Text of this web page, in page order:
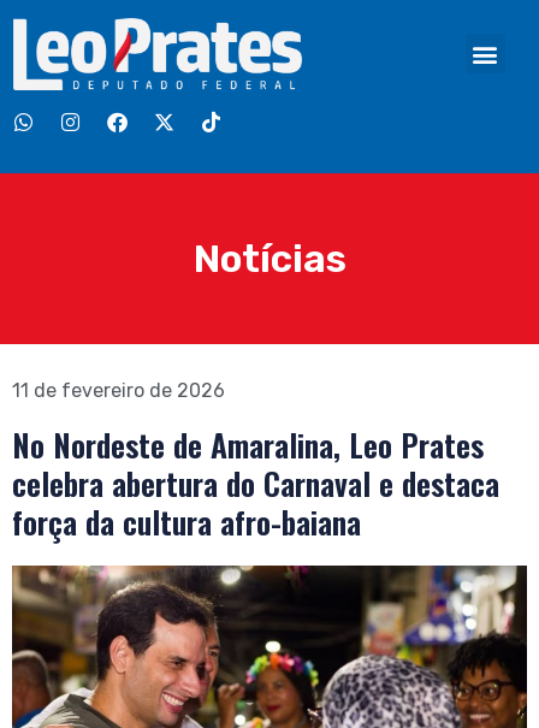
Notícias
11 de fevereiro de 2026
No Nordeste de Amaralina, Leo Prates
celebra abertura do Carnaval e destaca
força da cultura afro-baiana